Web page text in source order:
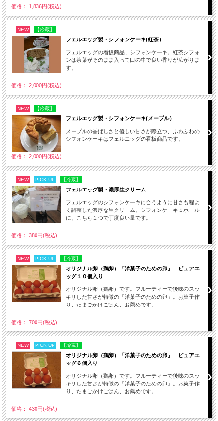
価格： 1,836円(税込)
NEW 【冷蔵】
フェルエッグ製・シフォンケーキ(紅茶）
フェルエッグの看板商品、シフォンケーキ。紅茶シフォ
ンは茶葉がそのまま入って口の中で良い香りが広がりま
す。
価格： 2,000円(税込)
NEW 【冷蔵】
フェルエッグ製・シフォンケーキ(メープル）
メープルの香ばしさと優しい甘さが際立つ、ふわふわの
シフォンケーキはフェルエッグの看板商品です。
価格： 2,000円(税込)
NEW PICK UP 【冷蔵】
フェルエッグ製・濃厚生クリーム
フェルエッグのシフォンケーキに合うように甘さも程よ
く調整した濃厚な生クリーム。シフォンケーキ１ホール
に、こちら１つで丁度良い量です。
価格： 380円(税込)
NEW PICK UP 【冷蔵】
オリジナル卵（鶏卵）「洋菓子のための卵」 ピュアエ
ッグ１０個入り
オリジナル卵（鶏卵）です。フルーティーで後味のスッ
キリした甘さが特徴の「洋菓子のための卵」。お菓子作
り、たまごかけごはん、お薦めです。
価格： 700円(税込)
NEW PICK UP 【冷蔵】
オリジナル卵（鶏卵）「洋菓子のための卵」 ピュアエ
ッグ６個入り
オリジナル卵（鶏卵）です。フルーティーで後味のスッ
キリした甘さが特徴の「洋菓子のための卵」。お菓子作
り、たまごかけごはん、お薦めです。
価格： 430円(税込)